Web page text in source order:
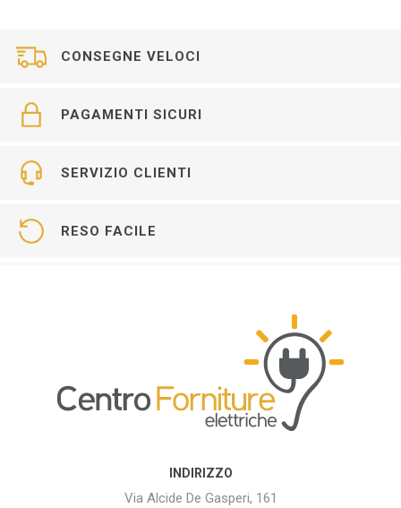
CONSEGNE VELOCI
PAGAMENTI SICURI
SERVIZIO CLIENTI
RESO FACILE
INDIRIZZO
Via Alcide De Gasperi, 161